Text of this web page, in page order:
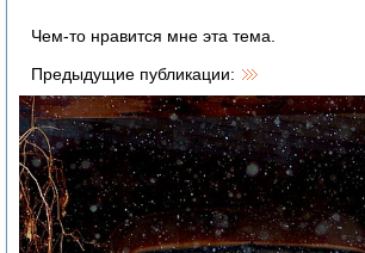
Чем-то нравится мне эта тема.
Предыдущие публикации: